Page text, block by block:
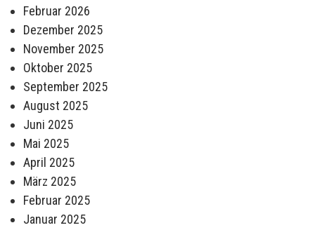
Februar 2026
Dezember 2025
November 2025
Oktober 2025
September 2025
August 2025
Juni 2025
Mai 2025
April 2025
März 2025
Februar 2025
Januar 2025